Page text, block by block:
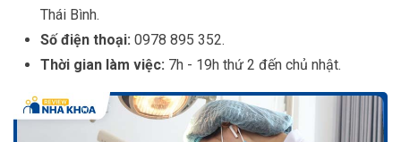
Thái Bình.
Số điện thoại: 0978 895 352.
Thời gian làm việc: 7h - 19h thứ 2 đến chủ nhật.